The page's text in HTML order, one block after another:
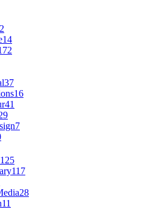
14
37
16
41
7
125
117
28
11